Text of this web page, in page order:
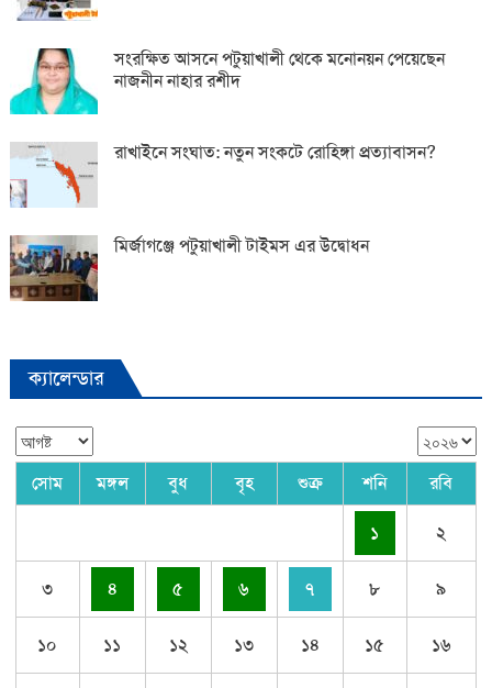
সংরক্ষিত আসনে পটুয়াখালী থেকে মনোনয়ন পেয়েছেন
নাজনীন নাহার রশীদ
রাখাইনে সংঘাত: নতুন সংকটে রোহিঙ্গা প্রত্যাবাসন?
মির্জাগঞ্জে পটুয়াখালী টাইমস এর উদ্বোধন
ক্যালেন্ডার
সোম মঙ্গল বুধ বৃহ শুক্র শনি রবি
১ ২
৩ ৪ ৫ ৬ ৭ ৮ ৯
১০ ১১ ১২ ১৩ ১৪ ১৫ ১৬